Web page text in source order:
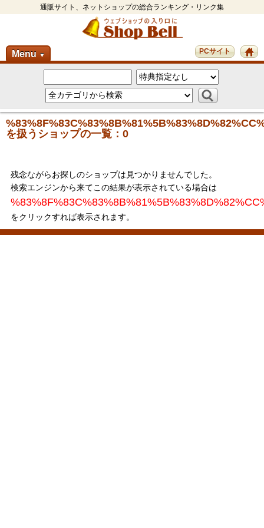
通販サイト、ネットショップの総合ランキング・リンク集
Menu ▼ PCサイト
を扱うショップの一覧：0
残念ながらお探しのショップは見つかりませんでした。
検索エンジンから来てこの結果が表示されている場合は
をクリックすれば表示されます。